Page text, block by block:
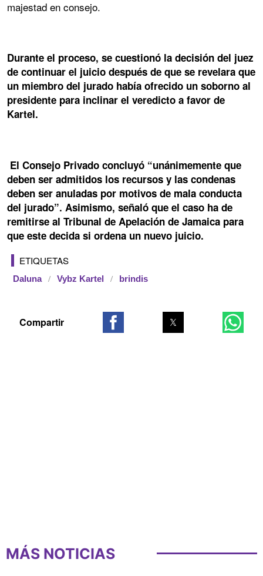
majestad en consejo.
Durante el proceso, se cuestionó la decisión del juez
de continuar el juicio después de que se revelara que
un miembro del jurado había ofrecido un soborno al
presidente para inclinar el veredicto a favor de
Kartel.
El Consejo Privado concluyó “unánimemente que
deben ser admitidos los recursos y las condenas
deben ser anuladas por motivos de mala conducta
del jurado”. Asimismo, señaló que el caso ha de
remitirse al Tribunal de Apelación de Jamaica para
que este decida si ordena un nuevo juicio.
ETIQUETAS
Daluna Vybz Kartel brindis
MÁS NOTICIAS